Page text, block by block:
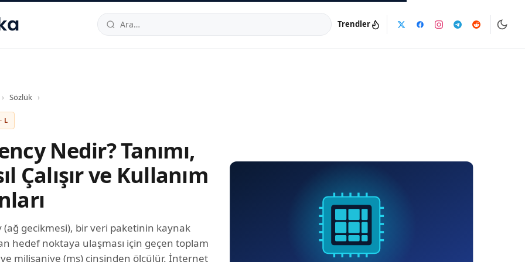
34520TRTelefon:0850 444 30 49E-posta:info@dijinika.net
Trendler
› Sözlük ›
L
Nedir? Tanımı,
Çalışır ve Kullanım
(ağ gecikmesi), bir veri paketinin kaynak
hedef noktaya ulaşması için geçen toplam
milisaniye (ms) cinsinden ölçülür. İnternet